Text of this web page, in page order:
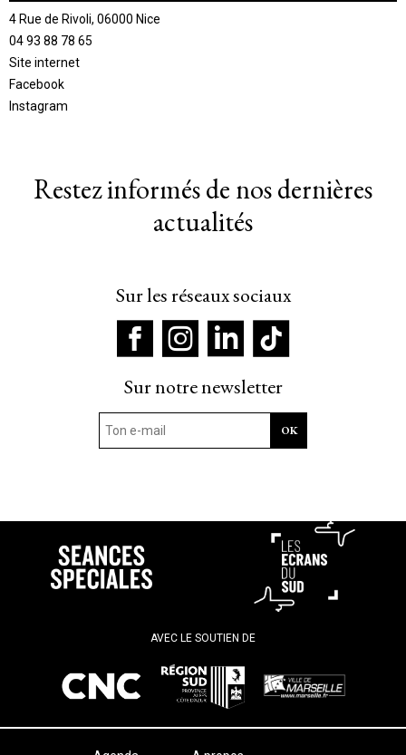
4 Rue de Rivoli, 06000 Nice
04 93 88 78 65
Site internet
Facebook
Instagram
Restez informés de nos dernières
actualités
Sur les réseaux sociaux
Sur notre newsletter
AVEC LE SOUTIEN DE